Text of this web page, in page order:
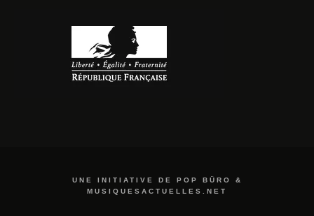
UNE INITIATIVE DE POP BÜRO &
MUSIQUESACTUELLES.NET